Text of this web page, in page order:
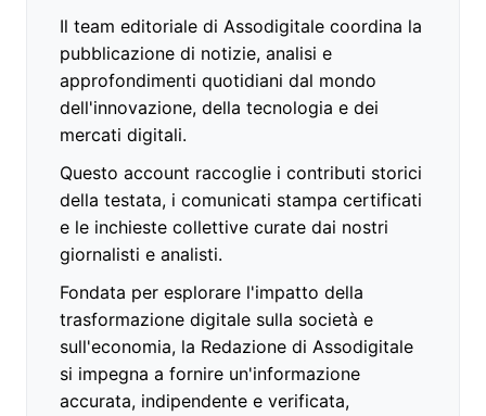
Il team editoriale di Assodigitale coordina la
pubblicazione di notizie, analisi e
approfondimenti quotidiani dal mondo
dell'innovazione, della tecnologia e dei
mercati digitali.
Questo account raccoglie i contributi storici
della testata, i comunicati stampa certificati
e le inchieste collettive curate dai nostri
giornalisti e analisti.
Fondata per esplorare l'impatto della
trasformazione digitale sulla società e
sull'economia, la Redazione di Assodigitale
si impegna a fornire un'informazione
accurata, indipendente e verificata,